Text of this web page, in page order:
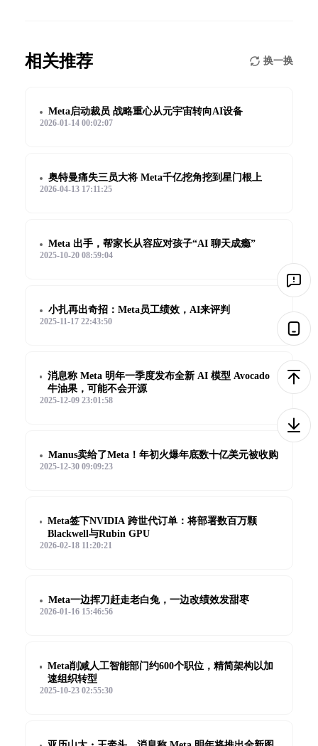
相关推荐 换一换
Meta启动裁员 战略重心从元宇宙转向AI设备
2026-01-14 00:02:07
奥特曼痛失三员大将 Meta千亿挖角挖到星门根上
2026-04-13 17:11:25
Meta 出手，帮家长从容应对孩子“AI 聊天成瘾”
2025-10-20 08:59:04
小扎再出奇招：Meta员工绩效，AI来评判
2025-11-17 22:43:50
消息称 Meta 明年一季度发布全新 AI 模型 Avocado
牛油果，可能不会开源
2025-12-09 23:01:58
Manus卖给了Meta！年初火爆年底数十亿美元被收购
2025-12-30 09:09:23
Meta签下NVIDIA 跨世代订单：将部署数百万颗
Blackwell与Rubin GPU
2026-02-18 11:20:21
Meta一边挥刀赶走老白兔，一边改绩效发甜枣
2026-01-16 15:46:56
Meta削减人工智能部门约600个职位，精简架构以加
速组织转型
2025-10-23 02:55:30